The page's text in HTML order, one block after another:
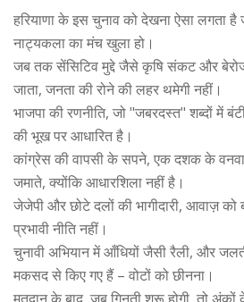
हरियाणा के इस चुनाव को देखना ऐसा लगता
नाट्यकला का मंच खुला हो।
जब तक सेंसिटिव मुद्दे जैसे कृषि संकट और
जाता, जनता की रोने की लहर थमेगी नहीं।
भाजपा की रणनीति, जो "जबरदस्त" शब्दों में
की भूख पर आधारित है।
कांग्रेस की वापसी के सपने, एक दशक के
जमाते, क्योंकि आधारशिला नहीं है।
जेजेपी और छोटे दलों की भागीदारी, आवाज़
प्रभावी नीति नहीं।
चुनावी अभियान में आँधियों जैसी रैली, और
मकसद से किए गए हैं – वोटों को छीनना।